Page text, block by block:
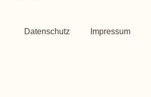
Datenschutz Impressum